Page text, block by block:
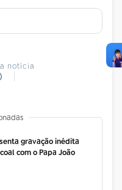
notícia
gravação inédita
com o Papa João